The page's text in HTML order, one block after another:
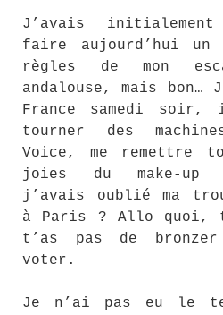
J’avais
faire aujourd’hui un
règles de mon
andalouse, mais bon…
France samedi
tourner des
Voice, me remettre
joies du make-up
j’avais oublié ma
à Paris ? Allo quoi,
t’as pas de
voter.
Je n’ai pas eu le